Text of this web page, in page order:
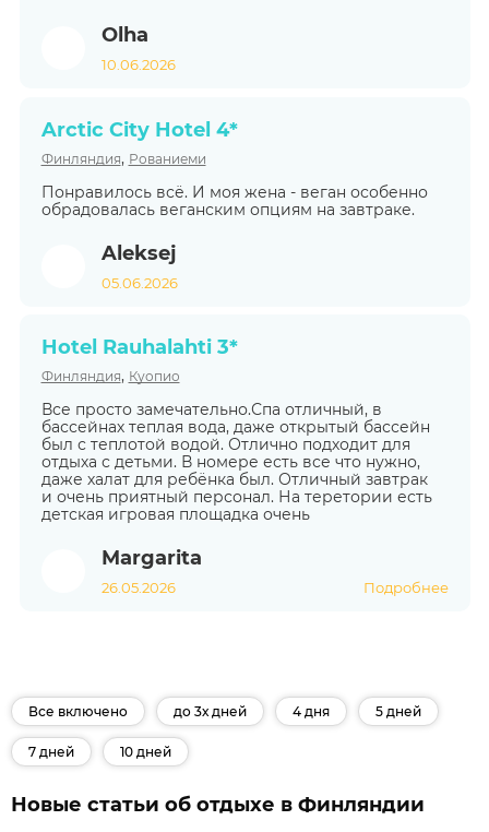
Olha
10.06.2026
Arctic City Hotel 4*
Финляндия, Рованиеми
Понравилось всё. И моя жена - веган особенно
обрадовалась веганским опциям на завтраке.
Aleksej
05.06.2026
Hotel Rauhalahti 3*
Финляндия, Куопио
Все просто замечательно.Спа отличный, в
бассейнах теплая вода, даже открытый бассейн
был с теплотой водой. Отлично подходит для
отдыха с детьми. В номере есть все что нужно,
даже халат для ребёнка был. Отличный завтрак
и очень приятный персонал. На теретории есть
детская игровая площадка очень
Margarita
26.05.2026 Подробнее
Все включено до 3х дней 4 дня 5 дней
7 дней 10 дней
Новые статьи об отдыхе в Финляндии